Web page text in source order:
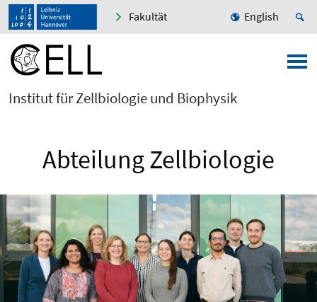
Fakultät English
Institut für Zellbiologie und Biophysik
Abteilung Zellbiologie